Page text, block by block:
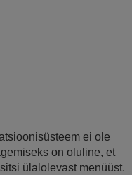
ei ole
on oluline, et
ülalolevast menüüst.